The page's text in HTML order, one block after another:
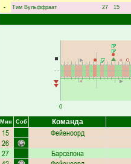
-
Тим Вульффраат 27 15
0
Мин Соб Команда
15 Фейеноорд
26
27 Барселона